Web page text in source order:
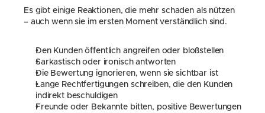
Es gibt einige Reaktionen, die mehr schaden als nützen
– auch wenn sie im ersten Moment verständlich sind.
Den Kunden öffentlich angreifen oder bloßstellen
Sarkastisch oder ironisch antworten
Die Bewertung ignorieren, wenn sie sichtbar ist
Lange Rechtfertigungen schreiben, die den Kunden
indirekt beschuldigen
Freunde oder Bekannte bitten, positive Bewertungen